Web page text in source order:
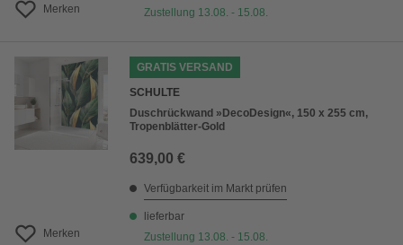
Merken
Zustellung 13.08. - 15.08.
Merken
GRATIS VERSAND
SCHULTE
Duschrückwand »DecoDesign«, 150 x 255 cm,
Tropenblätter-Gold
639,00 €
Verfügbarkeit im Markt prüfen
lieferbar
Zustellung 13.08. - 15.08.